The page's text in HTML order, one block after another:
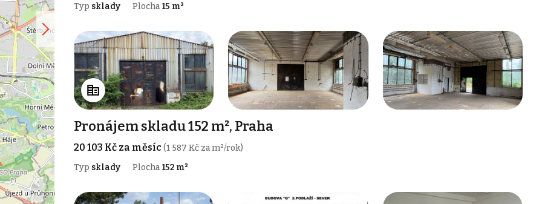
Typ sklady Plocha15 m²
Pronájem skladu 152 m², Praha
20 103 Kč za měsíc(1 587 Kč za m²/rok)
Typ sklady Plocha152 m²